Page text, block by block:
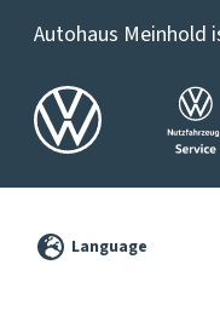
Autohaus Meinhold
2026
Pixelbrand
Language